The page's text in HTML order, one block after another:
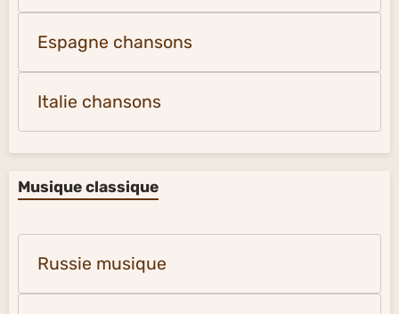
Espagne chansons
Italie chansons
Musique classique
Russie musique